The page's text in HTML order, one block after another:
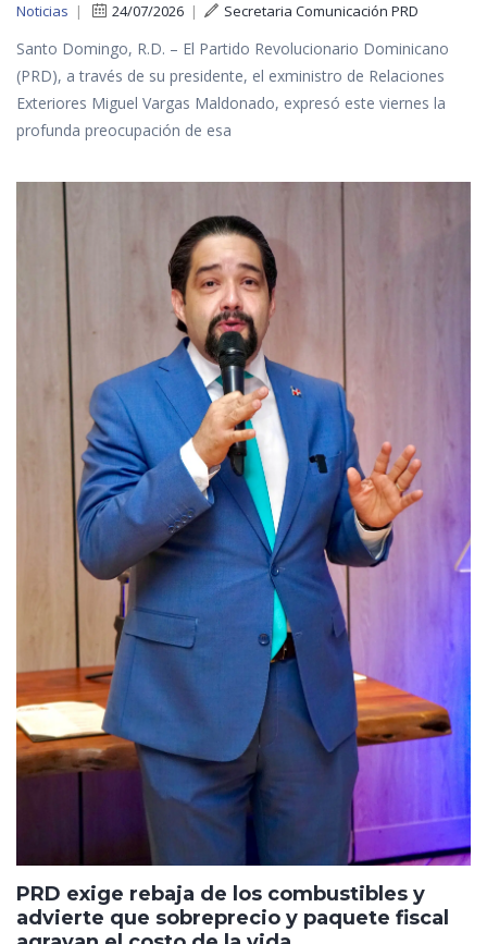
Noticias | 24/07/2026 | Secretaria Comunicación PRD
Santo Domingo, R.D. – El Partido Revolucionario Dominicano
(PRD), a través de su presidente, el exministro de Relaciones
Exteriores Miguel Vargas Maldonado, expresó este viernes la
profunda preocupación de esa
PRD exige rebaja de los combustibles y
advierte que sobreprecio y paquete fiscal